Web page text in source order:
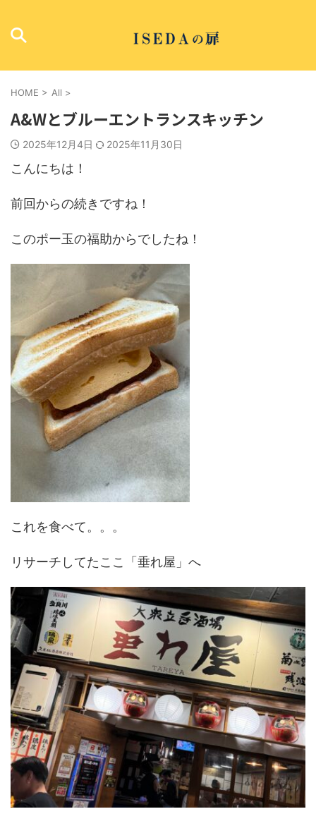
HOME > All >
A&Wとブルーエントランスキッチン
2025年12月4日 2025年11月30日
こんにちは！
前回からの続きですね！
このポー玉の福助からでしたね！
これを食べて。。。
リサーチしてたここ「垂れ屋」へ